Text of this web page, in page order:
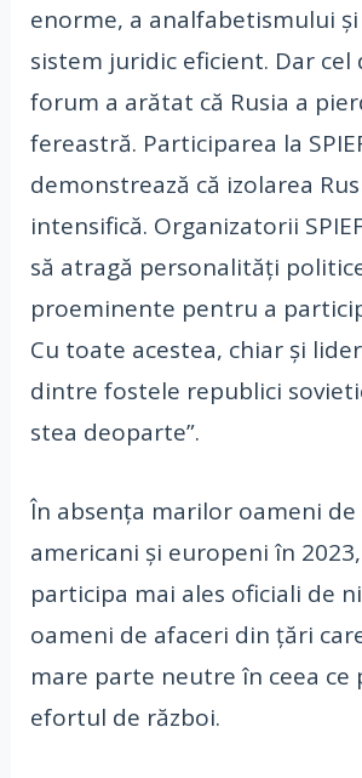
enorme, a analfabetismului
sistem juridic eficient. Dar cel
forum a arătat că Rusia a
fereastră. Participarea la
demonstrează că izolarea
intensifică. Organizatorii
să atragă personalități
proeminente pentru a
Cu toate acestea, chiar și
dintre fostele republici
stea deoparte”.
În absența marilor oameni de
americani și europeni în 2023,
participa mai ales oficiali de
oameni de afaceri din țări
mare parte neutre în ceea ce
efortul de război.